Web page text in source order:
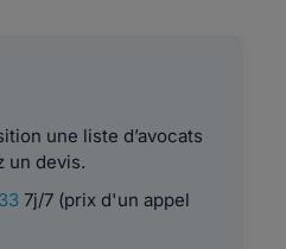
une liste d’avocats
un devis.
7j/7 (prix d'un appel